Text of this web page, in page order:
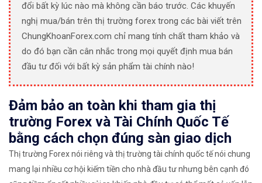
đổi bất kỳ lúc nào mà không cần báo trước. Các khuyến
nghị mua/bán trên thị trường forex trong các bài viết trên
ChungKhoanForex.com chỉ mang tính chất tham khảo và
do đó bạn cần cân nhắc trong mọi quyết định mua bán
đầu tư đối với bất kỳ sản phẩm tài chính nào!
Đảm bảo an toàn khi tham gia thị
trường Forex và Tài Chính Quốc Tế
bằng cách chọn đúng sàn giao dịch
Thị trường Forex nói riêng và thị trường tài chính quốc tế nói chung
mang lại nhiều cơ hội kiếm tiền cho nhà đầu tư nhưng bên cạnh đó